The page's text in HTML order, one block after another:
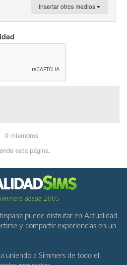
Insertar otros medios
0 miembros
esta página.
desde 2005
puede disfrutar en Actualidad
y compartir experiencias en un
uniendo a Simmers de todo el